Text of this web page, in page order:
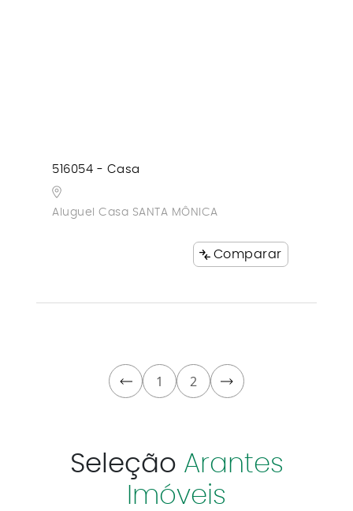
516054 - Casa
Aluguel Casa SANTA MÔNICA
Comparar
1 2
Seleção Arantes
Imóveis